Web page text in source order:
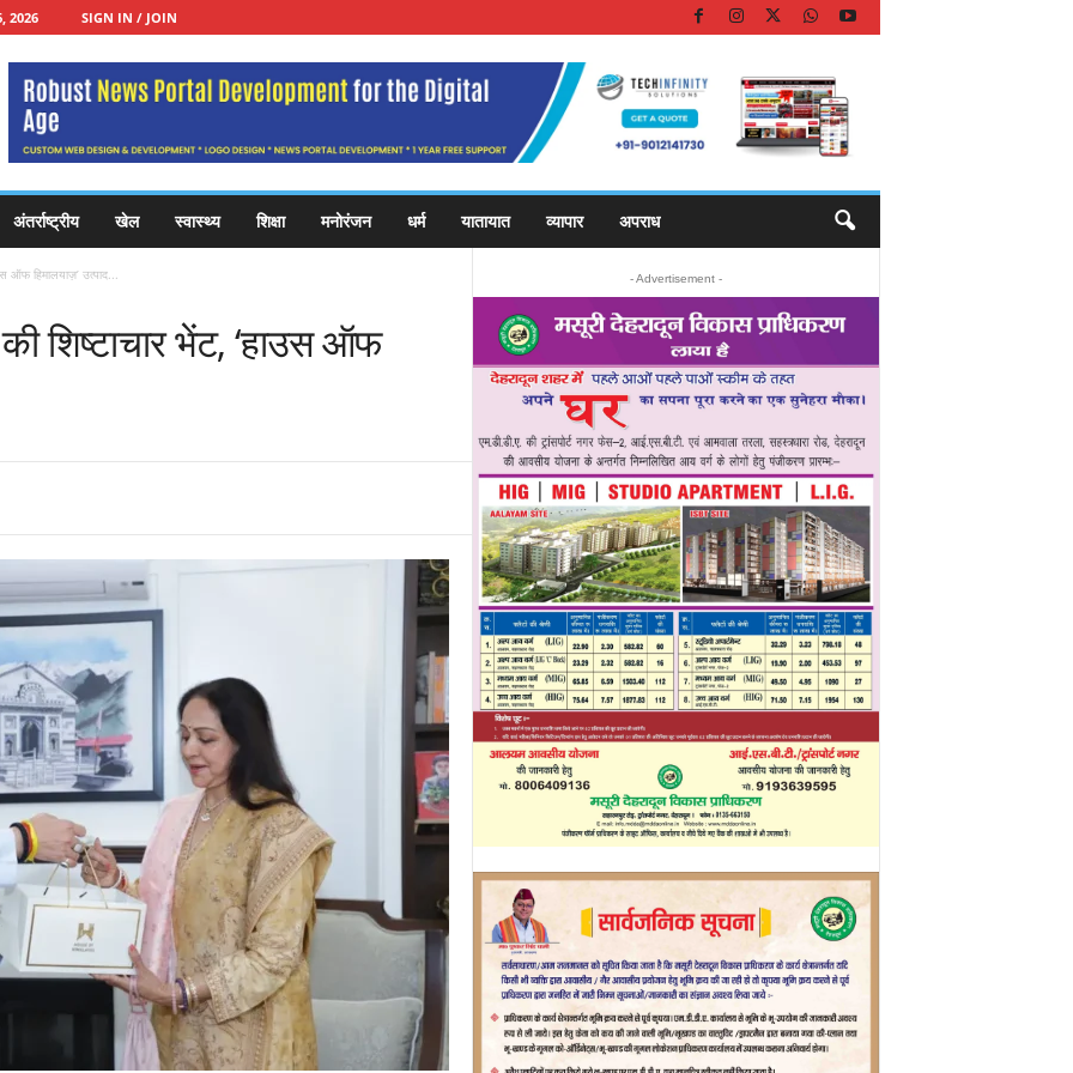
2026 SIGN IN / JOIN
अंतर्राष्ट्रीय खेल स्वास्थ्य शिक्षा मनोरंजन धर्म यातायात व्यापार अपराध
ऑफ हिमालयाज़’ उत्पाद...
शिष्टाचार भेंट, ‘हाउस ऑफ
- Advertisement -